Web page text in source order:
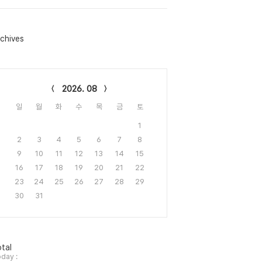
2026. 08
일 월 화 수 목 금 토
1
2
3 4 5 6 7
8
9
10 11 12 13 14
15
16
17 18 19 20 21
22
23
24 25 26 27 28
29
30
31
: